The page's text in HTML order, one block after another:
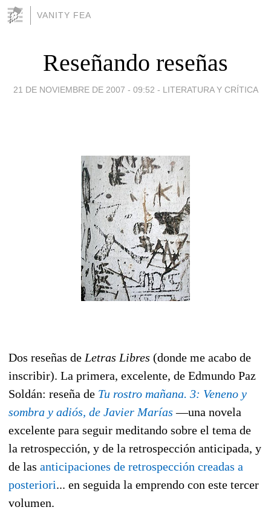
VANITY FEA
Reseñando reseñas
21 DE NOVIEMBRE DE 2007 - 09:52 - LITERATURA Y CRÍTICA
Dos reseñas de Letras Libres (donde me acabo de
inscribir). La primera, excelente, de Edmundo Paz
Soldán: reseña de Tu rostro mañana. 3: Veneno y
sombra y adiós, de Javier Marías —una novela
excelente para seguir meditando sobre el tema de
la retrospección, y de la retrospección anticipada, y
de las anticipaciones de retrospección creadas a
posteriori... en seguida la emprendo con este tercer
volumen.